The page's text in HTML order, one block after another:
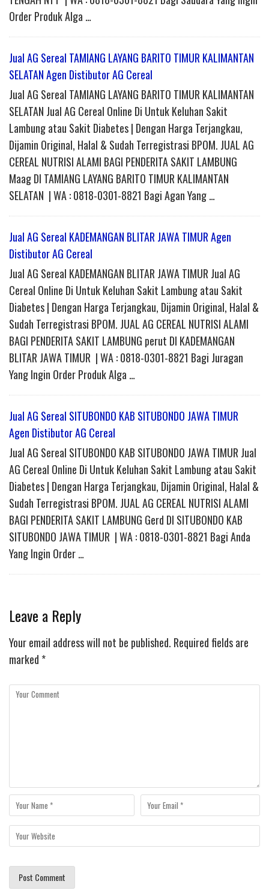
Order Produk Alga …
Jual AG Sereal TAMIANG LAYANG BARITO TIMUR KALIMANTAN
SELATAN Agen Distibutor AG Cereal
Jual AG Sereal TAMIANG LAYANG BARITO TIMUR KALIMANTAN
SELATAN Jual AG Cereal Online Di Untuk Keluhan Sakit
Lambung atau Sakit Diabetes | Dengan Harga Terjangkau,
Dijamin Original, Halal & Sudah Terregistrasi BPOM. JUAL AG
CEREAL NUTRISI ALAMI BAGI PENDERITA SAKIT LAMBUNG
Maag DI TAMIANG LAYANG BARITO TIMUR KALIMANTAN
SELATAN | WA : 0818-0301-8821 Bagi Agan Yang …
Jual AG Sereal KADEMANGAN BLITAR JAWA TIMUR Agen
Distibutor AG Cereal
Jual AG Sereal KADEMANGAN BLITAR JAWA TIMUR Jual AG
Cereal Online Di Untuk Keluhan Sakit Lambung atau Sakit
Diabetes | Dengan Harga Terjangkau, Dijamin Original, Halal &
Sudah Terregistrasi BPOM. JUAL AG CEREAL NUTRISI ALAMI
BAGI PENDERITA SAKIT LAMBUNG perut DI KADEMANGAN
BLITAR JAWA TIMUR | WA : 0818-0301-8821 Bagi Juragan
Yang Ingin Order Produk Alga …
Jual AG Sereal SITUBONDO KAB SITUBONDO JAWA TIMUR
Agen Distibutor AG Cereal
Jual AG Sereal SITUBONDO KAB SITUBONDO JAWA TIMUR Jual
AG Cereal Online Di Untuk Keluhan Sakit Lambung atau Sakit
Diabetes | Dengan Harga Terjangkau, Dijamin Original, Halal &
Sudah Terregistrasi BPOM. JUAL AG CEREAL NUTRISI ALAMI
BAGI PENDERITA SAKIT LAMBUNG Gerd DI SITUBONDO KAB
SITUBONDO JAWA TIMUR | WA : 0818-0301-8821 Bagi Anda
Yang Ingin Order …
Leave a Reply
Your email address will not be published. Required fields are
marked *